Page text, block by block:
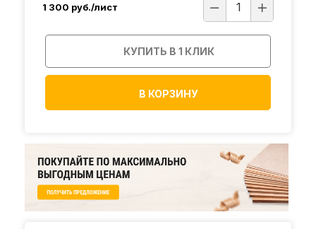
1 300 руб./лист
КУПИТЬ В 1 КЛИК
В КОРЗИНУ